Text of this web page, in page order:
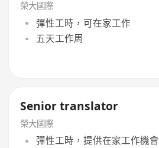
榮大國際
彈性工時，可在家工作
五天工作周
Senior translator
榮大國際
彈性工時，提供在家工作機會